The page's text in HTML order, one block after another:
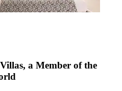
a Member of the